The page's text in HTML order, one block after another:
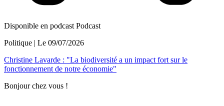
Disponible en podcast Podcast
Politique | Le 09/07/2026
Christine Lavarde : "La biodiversité a un impact fort sur le
fonctionnement de notre économie"
Bonjour chez vous !